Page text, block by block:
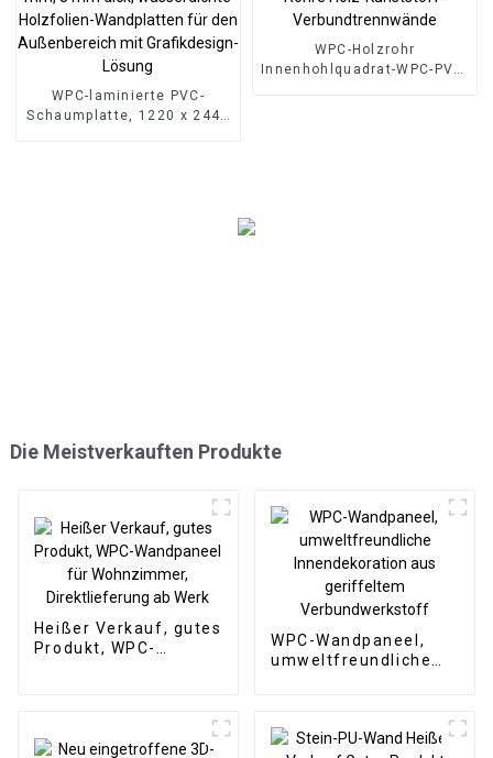
WPC-laminierte PVC-
Schaumplatte, 1220 x 2440
WPC-Holzrohr
Innenhohlquadrat-WPC-PVC-
Die Meistverkauften Produkte
Heißer Verkauf, gutes
Produkt, WPC-
WPC-Wandpaneel,
umweltfreundliche